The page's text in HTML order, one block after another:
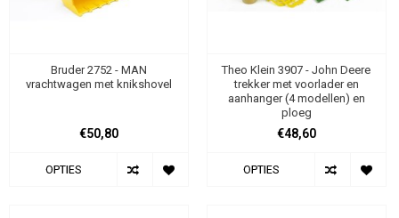
Bruder 2752 - MAN
vrachtwagen met knikshovel
€50,80
OPTIES
Theo Klein 3907 - John Deere
trekker met voorlader en
aanhanger (4 modellen) en
ploeg
€48,60
OPTIES